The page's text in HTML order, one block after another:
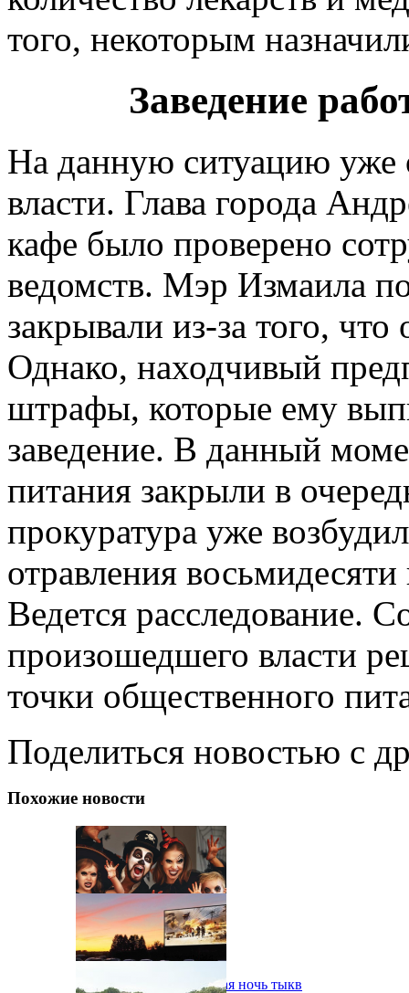
того, некоторым
Заведение
На данную ситуацию уже
власти. Глава города
кафе было проверено
ведомств. Мэр Измаила
закрывали из-за того,
Однако, находчивый
штрафы, которые ему
заведение. В данный
питания закрыли в
прокуратура уже
отравления
Ведется расследование.
произошедшего власти
точки общественного
Поделиться новостью с
Похожие новости
В Одессе пройдет шестая ночь тыкв